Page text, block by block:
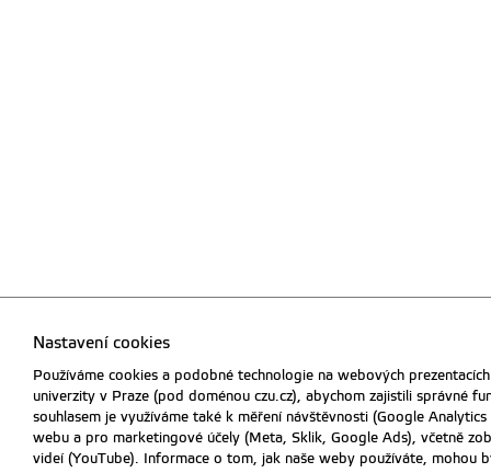
Nastavení cookies
Používáme cookies a podobné technologie na webových
univerzity v Praze (pod doménou czu.cz), abychom zajistili správné
souhlasem je využíváme také k měření návštěvnosti (Google
webu a pro marketingové účely (Meta, Sklik, Google Ads), včetně
videí (YouTube). Informace o tom, jak naše weby používáte, mohou
Nastavení cookies
Používáme cookies a podobné technologie na webových
univerzity v Praze (pod doménou czu.cz), abychom zajistili správné
souhlasem je využíváme také k měření návštěvnosti (Google
webu a pro marketingové účely (Meta, Sklik, Google Ads), včetně
videí (YouTube). Informace o tom, jak naše weby používáte, mohou
Nastavení cookies
Používáme cookies a podobné technologie na webových
univerzity v Praze (pod doménou czu.cz), abychom zajistili správné
souhlasem je využíváme také k měření návštěvnosti (Google
webu a pro marketingové účely (Meta, Sklik, Google Ads), včetně
videí (YouTube). Informace o tom, jak naše weby používáte, mohou